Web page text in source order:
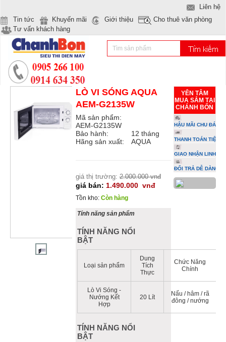
Liên hệ
Tin tức
Khuyến mãi Giới thiệu
Cho thuê văn phòng
Tư vấn khách hàng
LÒ VI SÓNG AQUA
AEM-G2135W
Mã sản phẩm:
AEM-G2135W
Bảo hành:
12 tháng
Hãng sản xuất:
AQUA
giá thị trường:2.000.000 vnđ
giá bán: 1.490.000 vnđ
Tồn kho: Còn hàng
Tính năng sản phẩm
TÍNH NĂNG NỔI
BẬT
Loại sản phẩm
Dung
Tích
Thực
Chức Năng
Chính
Lò Vi Sóng -
Nướng Kết
Hợp
20 Lít
Nấu / hâm / rã
đông / nướng
TÍNH NĂNG NỔI
BẬT
YÊN TÂM
MUA SẮM TẠI
CHÁNH BỔN
HẬU MÃI CHU ĐÁO
THANH TOÁN TIỆN
GIAO NHẬN LINH
ĐỔI TRẢ DỄ DÀNG